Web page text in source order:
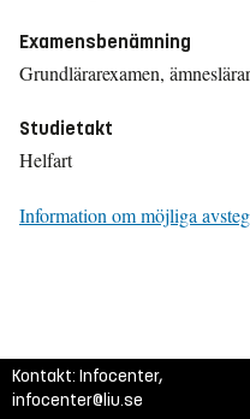
Examensbenämning
Grundlärarexamen,
Studietakt
Helfart
Information om möjliga
Kontakt: Infocenter,
infocenter@liu.se